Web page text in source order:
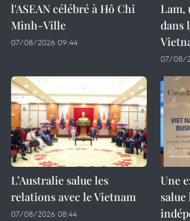
l'ASEAN célébré à Hô Chi
Minh-Ville
07/08/2026 09:44
Lam,
dans
07/08/
L’Australie salue les
relations avec le Vietnam
07/08/2026 08:44
Une